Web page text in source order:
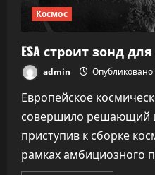
Космос
ESA строит зонд
admin
Европейское
совершило решающий
приступив к сборке
рамках амбициозного